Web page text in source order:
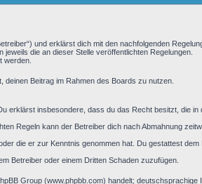
und erklärst dich mit den nachfolgenden
die an dieser Stelle veröffentlichten Regelungen.
werden.
Beitrag im Rahmen des Boards zu nutzen.
erklärst insbesondere, dass du das Recht besitzt, die in
Regeln kann der Betreiber dich nach Abmahnung
die er zur Kenntnis genommen hat. Du gestattest dem
Betreiber oder einem Dritten Schaden zuzufügen.
Group (www.phpbb.com) handelt; deutschsprachige